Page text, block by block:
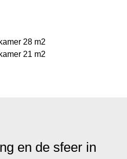
28 m2
21 m2
en de sfeer in